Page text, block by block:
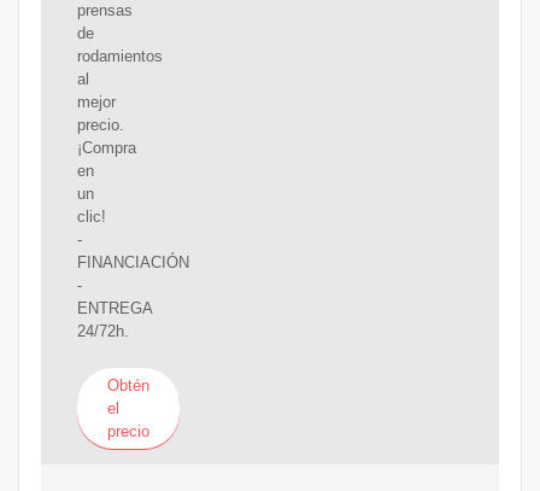
prensas
de
rodamientos
al
mejor
precio.
¡Compra
en
un
clic!
-
FINANCIACIÓN
-
ENTREGA
24/72h.
Obtén
el
precio